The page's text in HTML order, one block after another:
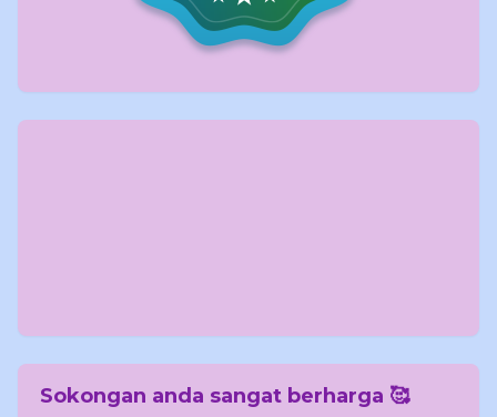
Sokongan anda sangat berharga 🥰